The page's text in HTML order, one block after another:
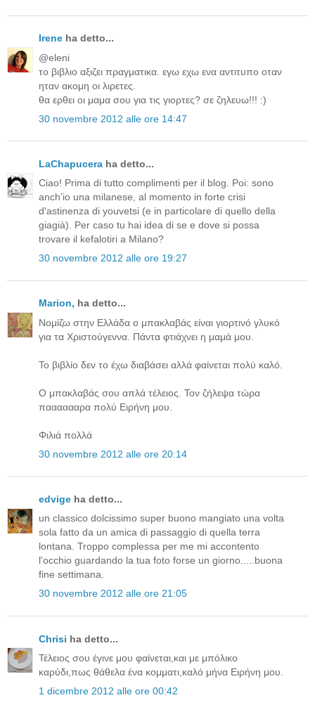
Irene ha detto...
@eleni
το βιβλιο αξιζει πραγματικα. εγω εχω ενα αντιτυπο οταν
ηταν ακομη οι λιρετες.
θα ερθει οι μαμα σου για τις γιορτες? σε ζηλευω!!! :)
30 novembre 2012 alle ore 14:47
LaChapucera ha detto...
Ciao! Prima di tutto complimenti per il blog. Poi: sono
anch'io una milanese, al momento in forte crisi
d'astinenza di youvetsi (e in particolare di quello della
giagià). Per caso tu hai idea di se e dove si possa
trovare il kefalotiri a Milano?
30 novembre 2012 alle ore 19:27
Μarion, ha detto...
Nομίζω στην Ελλάδα ο μπακλαβάς είναι γιορτινό γλυκό
για τα Χριστούγεννα. Πάντα φτιάχνει η μαμά μου.
Το βιβλίο δεν το έχω διαβάσει αλλά φαίνεται πολύ καλό.
Ο μπακλαβάς σου απλά τέλειος. Τον ζήλεψα τώρα
πααααααρα πολύ Ειρήνη μου.
Φιλιά πολλά
30 novembre 2012 alle ore 20:14
edvige ha detto...
un classico dolcissimo super buono mangiato una volta
sola fatto da un amica di passaggio di quella terra
lontana. Troppo complessa per me mi accontento
l'occhio guardando la tua foto forse un giorno.....buona
fine settimana.
30 novembre 2012 alle ore 21:05
Chrisi ha detto...
Τέλειος σου έγινε μου φαίνεται,και με μπόλικο
καρύδι,πως θάθελα ένα κομματι,καλό μήνα Ειρήνη μου.
1 dicembre 2012 alle ore 00:42